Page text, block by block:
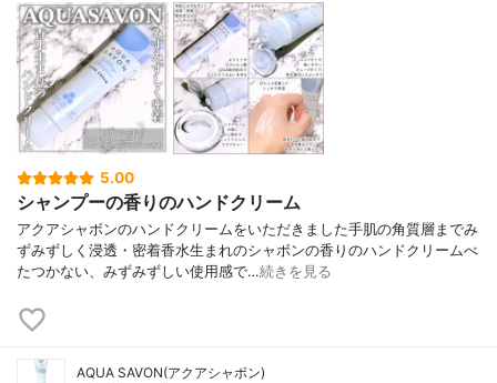
5.00
シャンプーの香りのハンドクリーム
アクアシャボンのハンドクリームをいただきました手肌の角質層までみ
ずみずしく浸透・密着香水生まれのシャボンの香りのハンドクリームべ
たつかない、みずみずしい使用感で…続きを見る
AQUA SAVON(アクアシャボン)